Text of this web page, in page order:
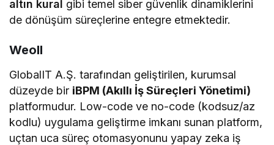
altın kural gibi temel siber güvenlik dinamiklerini
de dönüşüm süreçlerine entegre etmektedir.
Weoll
GlobalIT A.Ş. tarafından geliştirilen, kurumsal
düzeyde bir iBPM (Akıllı İş Süreçleri Yönetimi)
platformudur. Low-code ve no-code (kodsuz/az
kodlu) uygulama geliştirme imkanı sunan platform,
uçtan uca süreç otomasyonunu yapay zeka iş